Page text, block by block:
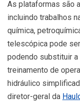
As plataformas são
incluindo trabalhos
química,
telescópica pode
podendo substituir
treinamento de
hidráulico
diretor-geral da